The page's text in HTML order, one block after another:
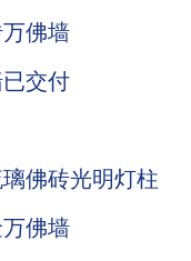
佛墙
交付
佛砖光明灯柱
佛墙